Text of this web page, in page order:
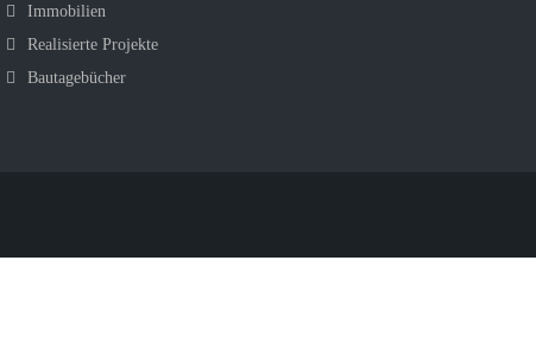
Immobilien
Realisierte Projekte
Bautagebücher